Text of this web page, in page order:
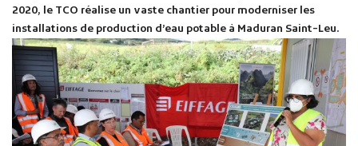
2020, le TCO réalise un vaste chantier pour moderniser les
installations de production d’eau potable à Maduran Saint-Leu.